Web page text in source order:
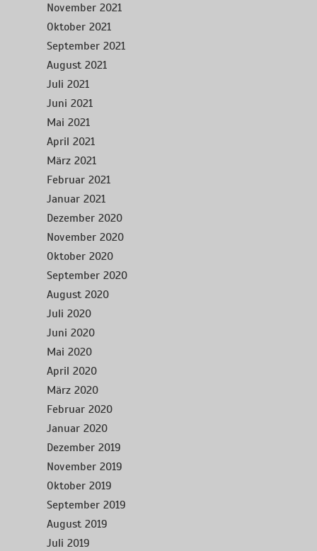
November 2021
Oktober 2021
September 2021
August 2021
Juli 2021
Juni 2021
Mai 2021
April 2021
März 2021
Februar 2021
Januar 2021
Dezember 2020
November 2020
Oktober 2020
September 2020
August 2020
Juli 2020
Juni 2020
Mai 2020
April 2020
März 2020
Februar 2020
Januar 2020
Dezember 2019
November 2019
Oktober 2019
September 2019
August 2019
Juli 2019